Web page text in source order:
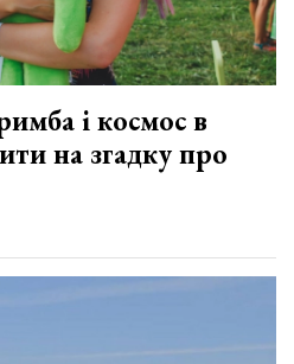
і космос в
на згадку про